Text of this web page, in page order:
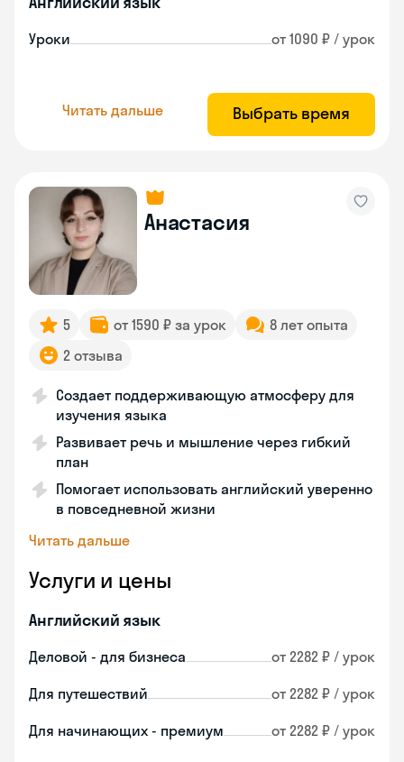
Уроки от 1090 ₽ / урок
Читать дальше Выбрать время
Анастасия
5 от 1590 ₽ за урок
8 лет опыта
2 отзыва
Создает поддерживающую атмосферу для
изучения языка
Развивает речь и мышление через гибкий
план
Помогает использовать английский уверенно
в повседневной жизни
Читать дальше
Услуги и цены
Английский язык
Деловой - для бизнеса от 2282 ₽ / урок
Для путешествий от 2282 ₽ / урок
Для начинающих - премиум от 2282 ₽ / урок